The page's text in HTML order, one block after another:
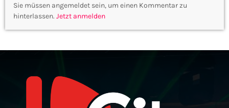
Sie müssen angemeldet sein, um einen Kommentar zu
hinterlassen. Jetzt anmelden